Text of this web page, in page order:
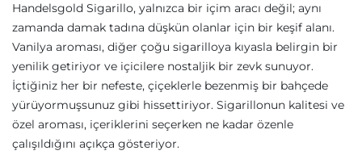
Handelsgold Sigarillo, yalnızca bir içim aracı değil; aynı
zamanda damak tadına düşkün olanlar için bir keşif alanı.
Vanilya aroması, diğer çoğu sigarilloya kıyasla belirgin bir
yenilik getiriyor ve içicilere nostaljik bir zevk sunuyor.
İçtiğiniz her bir nefeste, çiçeklerle bezenmiş bir bahçede
yürüyormuşsunuz gibi hissettiriyor. Sigarillonun kalitesi ve
özel aroması, içeriklerini seçerken ne kadar özenle
çalışıldığını açıkça gösteriyor.